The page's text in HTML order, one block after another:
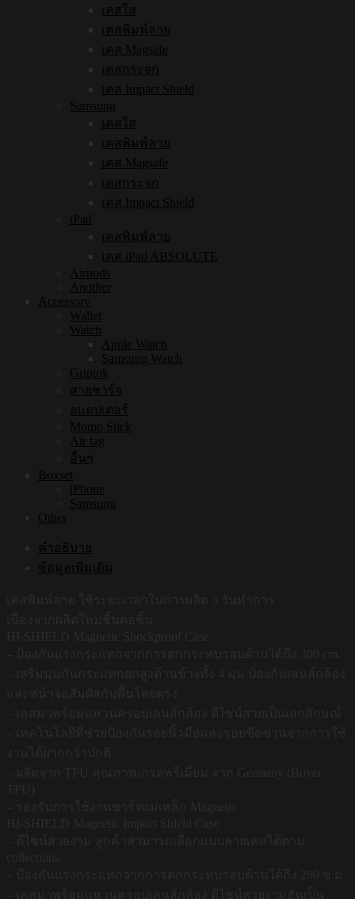
เคสใส
เคสพิมพ์ลาย
เคส Magsafe
เคสกระจก
เคส Impact Shield
Samsung
เคสใส
เคสพิมพ์ลาย
เคส Magsafe
เคสกระจก
เคส Impact Shield
iPad
เคสพิมพ์ลาย
เคส iPad ABSOLUTE
Airpods
Another
Accessory
Wallet
Watch
Apple Watch
Samsung Watch
Griptok
สายชาร์จ
อแดปเตอร์
Momo Stick
Air tag
อื่นๆ
Boxset
iPhone
Samsung
Other
คำอธิบาย
ข้อมูลเพิ่มเติม